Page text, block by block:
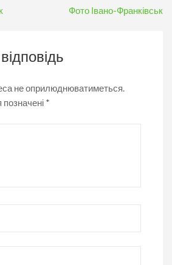
Фото Івано-Франківськ
не оприлюднюватиметься.
позначені *